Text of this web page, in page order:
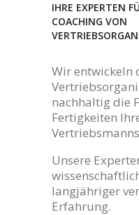
IHRE EXPERTEN
COACHING VON
Wir entwickeln
nachhaltig die
Fertigkeiten
Unsere
langjähriger
Erfahrung.